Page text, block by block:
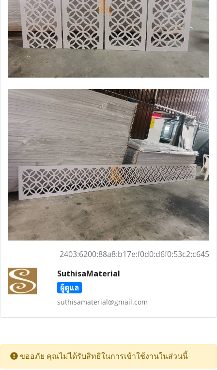
2403:6200:88a8:b17e:f0d0:d6f0:53c2:c645
SuthisaMaterial
ผู้ดูแล
suthisamaterial@gmail.com
ขออภัย คุณไม่ได้รับสิทธิในการเข้าใช้งานในส่วนนี้